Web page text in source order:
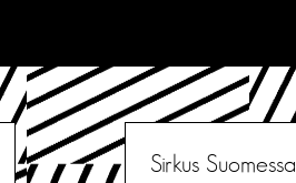
Sirkus Suomessa